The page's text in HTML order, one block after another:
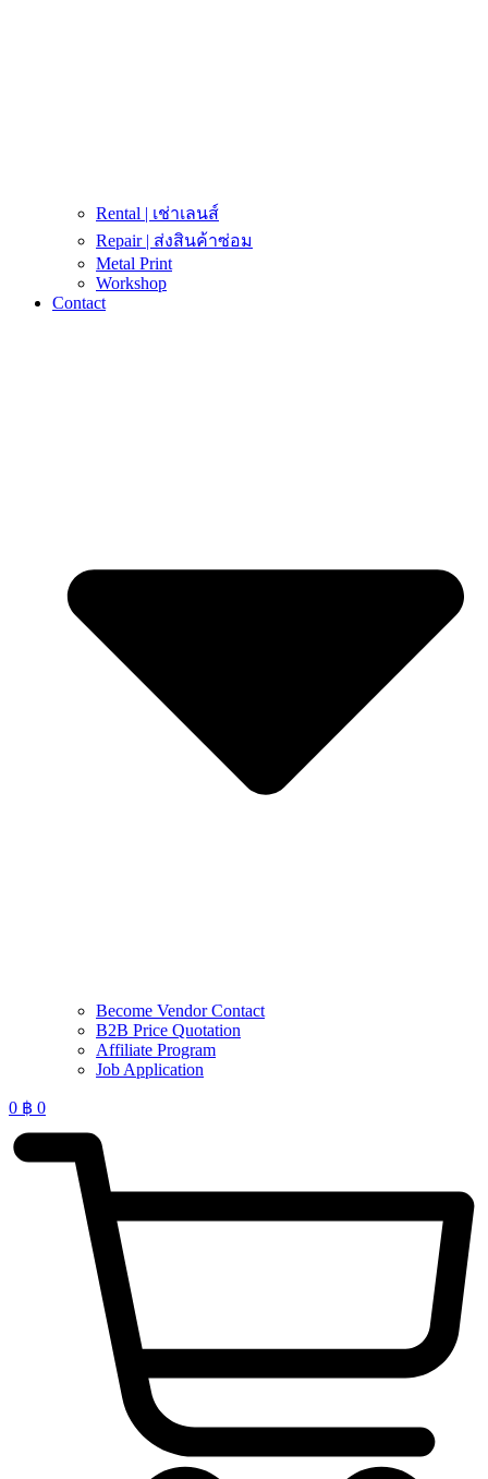
Rental | เช่าเลนส์
Repair | ส่งสินค้าซ่อม
Metal Print
Workshop
Contact
Become Vendor Contact
B2B Price Quotation
Affiliate Program
Job Application
0 ฿ 0